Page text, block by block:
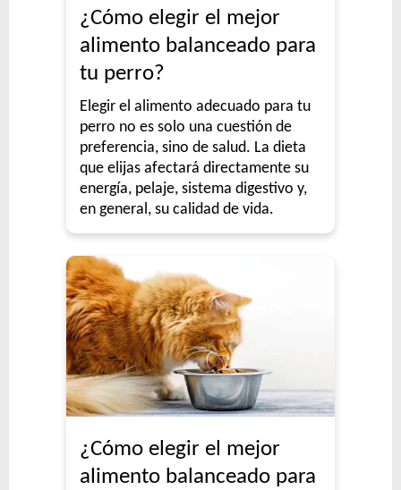
¿Cómo elegir el mejor
alimento balanceado para
tu perro?
Elegir el alimento adecuado para tu
perro no es solo una cuestión de
preferencia, sino de salud. La dieta
que elijas afectará directamente su
energía, pelaje, sistema digestivo y,
en general, su calidad de vida.
¿Cómo elegir el mejor
alimento balanceado para